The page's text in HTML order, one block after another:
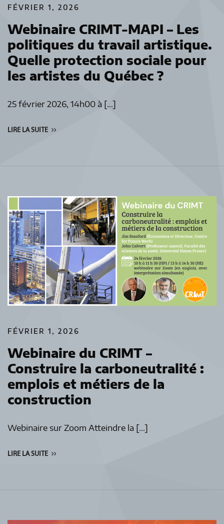
FÉVRIER 1, 2026
Webinaire CRIMT-MAPI – Les
politiques du travail artistique.
Quelle protection sociale pour
les artistes du Québec ?
25 février 2026, 14h00 à […]
LIRE LA SUITE
FÉVRIER 1, 2026
Webinaire du CRIMT –
Construire la carboneutralité :
emplois et métiers de la
construction
Webinaire sur Zoom Atteindre la […]
LIRE LA SUITE